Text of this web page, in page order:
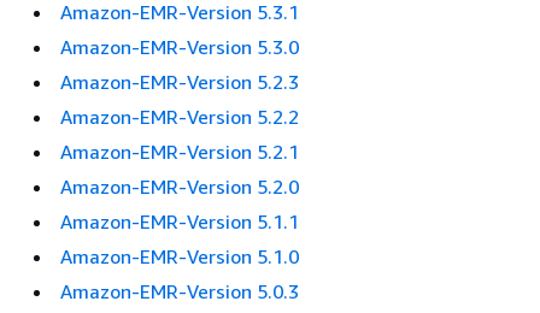
Amazon-EMR-Version 5.3.1
Amazon-EMR-Version 5.3.0
Amazon-EMR-Version 5.2.3
Amazon-EMR-Version 5.2.2
Amazon-EMR-Version 5.2.1
Amazon-EMR-Version 5.2.0
Amazon-EMR-Version 5.1.1
Amazon-EMR-Version 5.1.0
Amazon-EMR-Version 5.0.3